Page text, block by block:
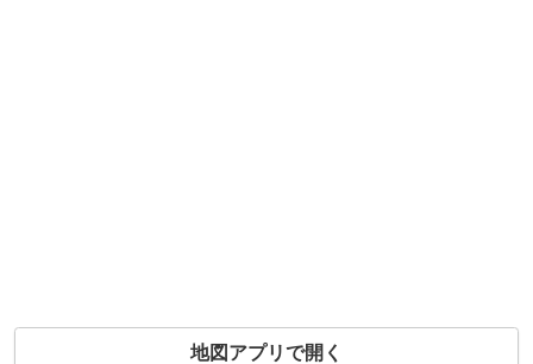
地図アプリで開く